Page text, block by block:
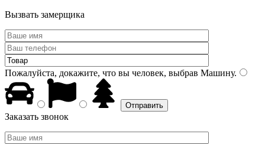
Вызвать замерщика
Пожалуйста, докажите, что вы человек, выбрав Машину.
Заказать звонок